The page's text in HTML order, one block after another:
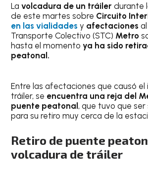
Lavolcadura de un tráiler durante
de este martes sobre Circuito
en las vialidades y afectaciones
Transporte Colectivo (STC) Metro
hasta el momentoya ha sido
peatonal.
Entre las afectaciones que causó el
tráiler, se encuentra una reja del
puente peatonal , que tuvo que
para su retiro muy cerca de la
Retiro de puente
volcadura de tráiler